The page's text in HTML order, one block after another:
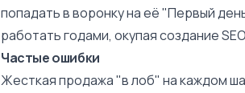
попадать в воронку на её "Первый
работать годами, окупая создание
Частые ошибки
Жесткая продажа "в лоб" на каждом